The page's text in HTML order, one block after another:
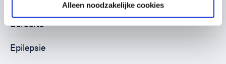
Alleen noodzakelijke cookies
Beroerte
Epilepsie